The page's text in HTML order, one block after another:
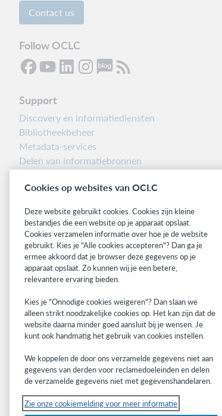
Contact us
Follow OCLC
Support
Discovery en informatiediensten
Bibliotheekbeheer
Metadata-services
Delen van informatiebronnen
Informatie over releases
Related sites
OCLC.org
BibFormats
Community
WebJunction
Developer Network
Get the latest product updates, research,
events, and much more—right to your inbox.
Subscribe now
Cookies op websites van OCLC
Deze website gebruikt cookies. Cookies zijn kleine
bestandjes die een website op je apparaat opslaat.
Cookies verzamelen informatie over hoe je de website
gebruikt. Kies je "Alle cookies accepteren"? Dan ga je
ermee akkoord dat je browser deze gegevens op je
apparaat opslaat. Zo kunnen wij je een betere,
relevantere ervaring bieden.
Kies je "Onnodige cookies weigeren"? Dan slaan we
alleen strikt noodzakelijke cookies op. Het kan zijn dat de
website daarna minder goed aansluit bij je wensen. Je
kunt ook handmatig het gebruik van cookies instellen.
We koppelen de door ons verzamelde gegevens niet aan
gegevens van derden voor reclamedoeleinden en delen
de verzamelde gegevens niet met gegevenshandelaren.
Zie onze cookiemelding voor meer informatie